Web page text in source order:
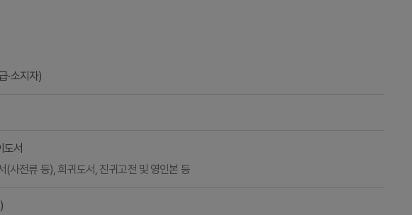
·소지자)
도서
(사전류 등), 희귀도서, 진귀고전 및 영인본 등